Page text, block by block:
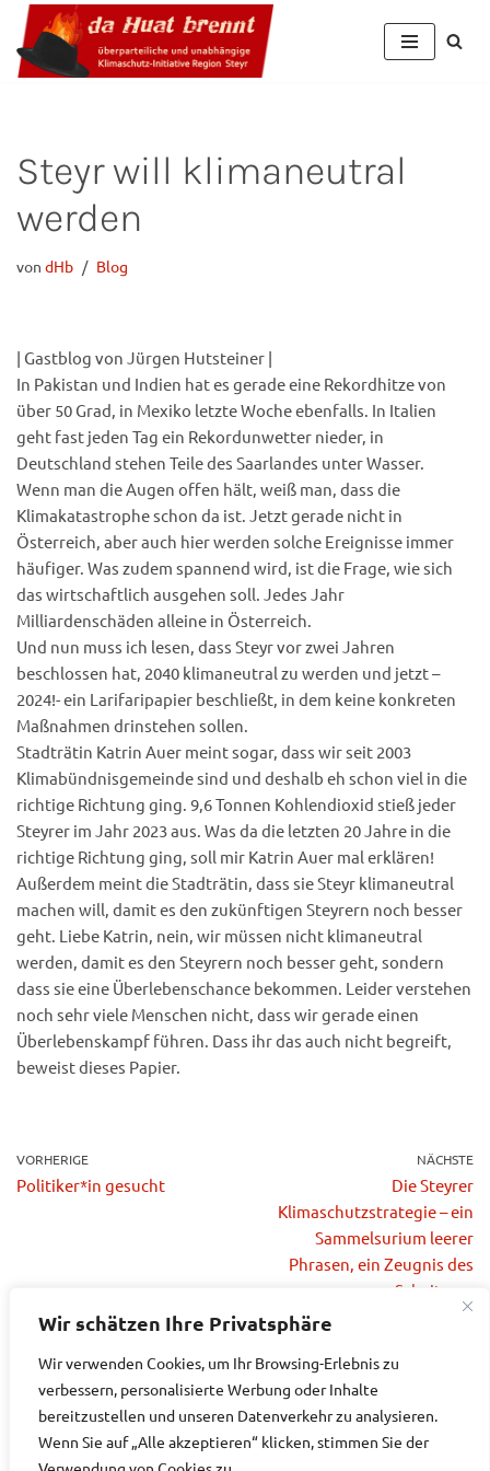
Wir schätzen Ihre Privatsphäre
Wir verwenden Cookies, um Ihr Browsing-Erlebnis zu
verbessern, personalisierte Werbung oder Inhalte
bereitzustellen und unseren Datenverkehr zu analysieren.
Wenn Sie auf „Alle akzeptieren“ klicken, stimmen Sie der
Zum
Inhalt
Steyr will klimaneutral
werden
von dHb Blog
| Gastblog von Jürgen Hutsteiner |
In Pakistan und Indien hat es gerade eine Rekordhitze von
über 50 Grad, in Mexiko letzte Woche ebenfalls. In Italien
geht fast jeden Tag ein Rekordunwetter nieder, in
Deutschland stehen Teile des Saarlandes unter Wasser.
Wenn man die Augen offen hält, weiß man, dass die
Klimakatastrophe schon da ist. Jetzt gerade nicht in
Österreich, aber auch hier werden solche Ereignisse immer
häufiger. Was zudem spannend wird, ist die Frage, wie sich
das wirtschaftlich ausgehen soll. Jedes Jahr
Milliardenschäden alleine in Österreich.
Und nun muss ich lesen, dass Steyr vor zwei Jahren
beschlossen hat, 2040 klimaneutral zu werden und jetzt –
2024!- ein Larifaripapier beschließt, in dem keine konkreten
Maßnahmen drinstehen sollen.
Stadträtin Katrin Auer meint sogar, dass wir seit 2003
Klimabündnisgemeinde sind und deshalb eh schon viel in die
richtige Richtung ging. 9,6 Tonnen Kohlendioxid stieß jeder
Steyrer im Jahr 2023 aus. Was da die letzten 20 Jahre in die
richtige Richtung ging, soll mir Katrin Auer mal erklären!
Außerdem meint die Stadträtin, dass sie Steyr klimaneutral
machen will, damit es den zukünftigen Steyrern noch besser
geht. Liebe Katrin, nein, wir müssen nicht klimaneutral
werden, damit es den Steyrern noch besser geht, sondern
dass sie eine Überlebenschance bekommen. Leider verstehen
noch sehr viele Menschen nicht, dass wir gerade einen
Überlebenskampf führen. Dass ihr das auch nicht begreift,
beweist dieses Papier.
VORHERIGE
Politiker*in gesucht
NÄCHSTE
Die Steyrer
Klimaschutzstrategie – ein
Sammelsurium leerer
Phrasen, ein Zeugnis des
Scheiterns
Datenschutzerklärung Impressum